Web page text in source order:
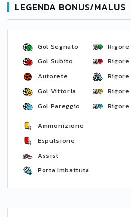
LEGENDA BONUS/MALUS
Gol Segnato
Gol Subito
Autorete
Gol Vittoria
Gol Pareggio
Rigore
Rigore
Ammonizione
Espulsione
Assist
Porta Imbattuta